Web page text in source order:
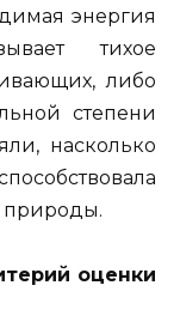
энергия
тихое
либо
степени
насколько
природы.
оценки